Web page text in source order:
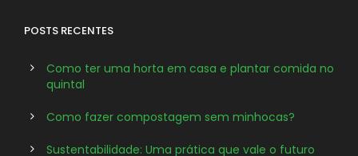
POSTS RECENTES
Como ter uma horta em casa e plantar comida no
quintal
Como fazer compostagem sem minhocas?
Sustentabilidade: Uma prática que vale o futuro